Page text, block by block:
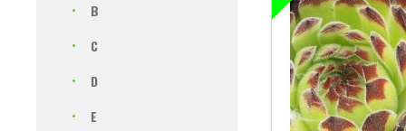
B
C
D
E